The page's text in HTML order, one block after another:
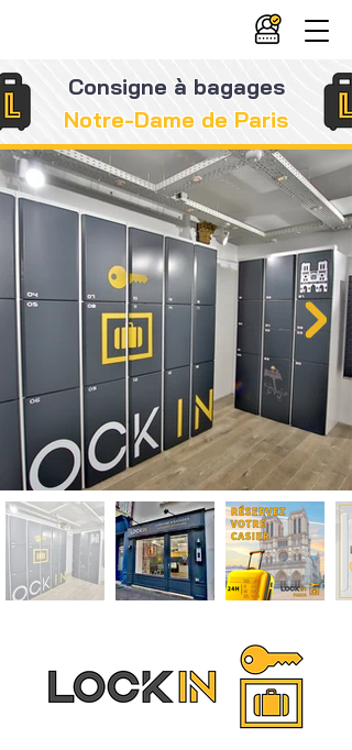
Consigne à bagages
Notre-Dame de Paris